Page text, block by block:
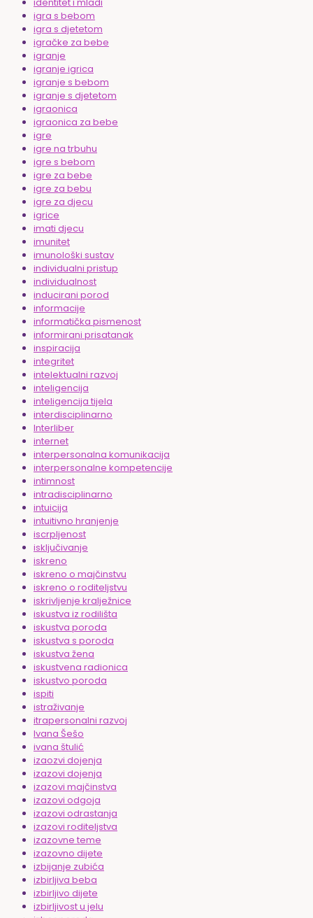
igra s bebom
igra s djetetom
igračke za bebe
igranje
igranje igrica
igranje s bebom
igranje s djetetom
igraonica
igraonica za bebe
igre
igre na trbuhu
igre s bebom
igre za bebe
igre za bebu
igre za djecu
igrice
imati djecu
imunitet
imunološki sustav
individualni pristup
individualnost
inducirani porod
informacije
informatička pismenost
informirani prisatanak
inspiracija
integritet
intelektualni razvoj
inteligencija
inteligencija tijela
interdisciplinarno
Interliber
internet
interpersonalna komunikacija
interpersonalne kompetencije
intimnost
intradisciplinarno
intuicija
intuitivno hranjenje
iscrpljenost
isključivanje
iskreno
iskreno o majčinstvu
iskreno o roditeljstvu
iskrivljenje kralježnice
iskustva iz rodilišta
iskustva poroda
iskustva s poroda
iskustva žena
iskustvena radionica
iskustvo poroda
ispiti
istraživanje
itrapersonalni razvoj
Ivana Šešo
ivana štulić
izaozvi dojenja
izazovi dojenja
izazovi majčinstva
izazovi odgoja
izazovi odrastanja
izazovi roditeljstva
izazovne teme
izazovno dijete
izbijanje zubića
izbirljiva beba
izbirljivo dijete
izbirljivost u jelu